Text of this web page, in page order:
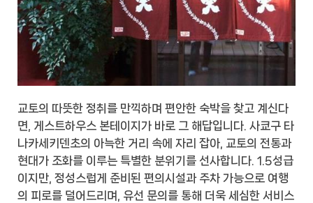
교토의 따뜻한 정취를 만끽하며 편안한 숙박을 찾고 계신다
면, 게스트하우스 본테이지가 바로 그 해답입니다. 사쿄구 타
나카세키덴초의 아늑한 거리 속에 자리 잡아, 교토의 전통과
현대가 조화를 이루는 특별한 분위기를 선사합니다. 1.5성급
이지만, 정성스럽게 준비된 편의시설과 주차 가능으로 여행
의 피로를 덜어드리며, 유선 문의를 통해 더욱 세심한 서비스